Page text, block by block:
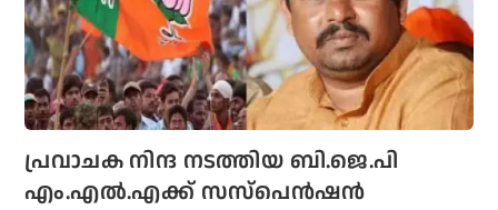
പ്രവാചക നിന്ദ നടത്തിയ ബി.ജെ.പി
എം.എല്‍.എക്ക് സസ്‌പെന്‍ഷന്‍